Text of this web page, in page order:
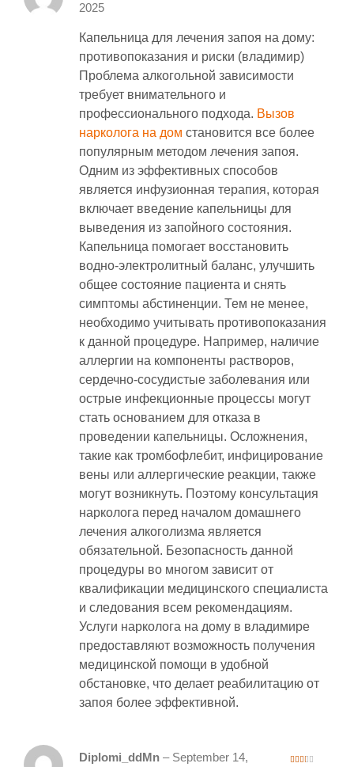
2025
Капельница для лечения запоя на дому:
противопоказания и риски (владимир)
Проблема алкогольной зависимости
требует внимательного и
профессионального подхода. Вызов
нарколога на дом становится все более
популярным методом лечения запоя.
Одним из эффективных способов
является инфузионная терапия, которая
включает введение капельницы для
выведения из запойного состояния.
Капельница помогает восстановить
водно-электролитный баланс, улучшить
общее состояние пациента и снять
симптомы абстиненции. Тем не менее,
необходимо учитывать противопоказания
к данной процедуре. Например, наличие
аллергии на компоненты растворов,
сердечно-сосудистые заболевания или
острые инфекционные процессы могут
стать основанием для отказа в
проведении капельницы. Осложнения,
такие как тромбофлебит, инфицирование
вены или аллергические реакции, также
могут возникнуть. Поэтому консультация
нарколога перед началом домашнего
лечения алкоголизма является
обязательной. Безопасность данной
процедуры во многом зависит от
квалификации медицинского специалиста
и следования всем рекомендациям.
Услуги нарколога на дому в владимире
предоставляют возможность получения
медицинской помощи в удобной
обстановке, что делает реабилитацию от
запоя более эффективной.
Diplomi_ddMn – September 14,